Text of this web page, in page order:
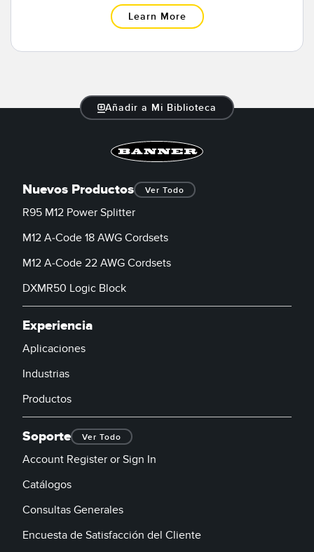
Learn More
Añadir a Mi Biblioteca
Nuevos Productos Ver Todo
R95 M12 Power Splitter
M12 A-Code 18 AWG Cordsets
M12 A-Code 22 AWG Cordsets
DXMR50 Logic Block
Experiencia
Aplicaciones
Industrias
Productos
Soporte Ver Todo
Account Register or Sign In
Catálogos
Consultas Generales
Encuesta de Satisfacción del Cliente